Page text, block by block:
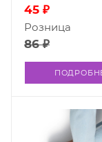
45 ₽
86 ₽
Розница